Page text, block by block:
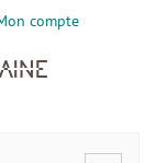
compte